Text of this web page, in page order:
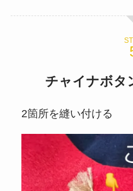
チャイナボタ
2箇所を縫い付ける